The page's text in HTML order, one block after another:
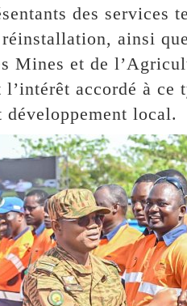
des services
ainsi
Mines et de
accordé à ce
local.